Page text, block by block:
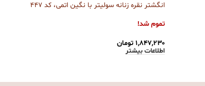
انگشتر نقره زنانه سولیتر با نگین اتمی، کد 447
تموم شد!
۱,۸۴۷,۲۳۰ تومان
اطلاعات بیشتر